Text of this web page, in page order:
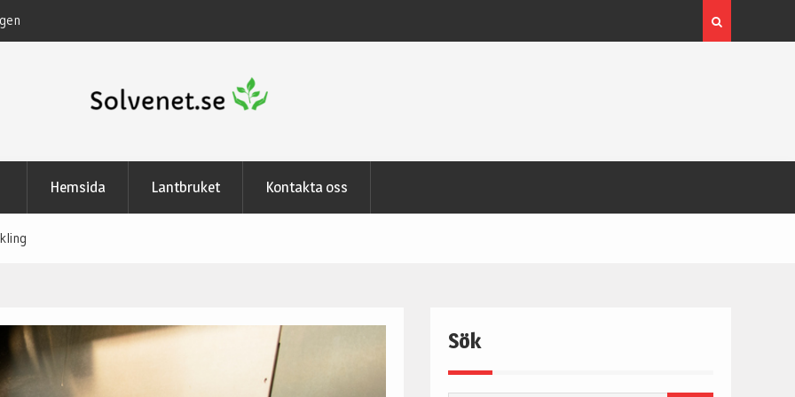
Köpa maskiner på lantbruksauktioner är en smart
investering
Hemsida Lantbruket Kontakta oss
Sök